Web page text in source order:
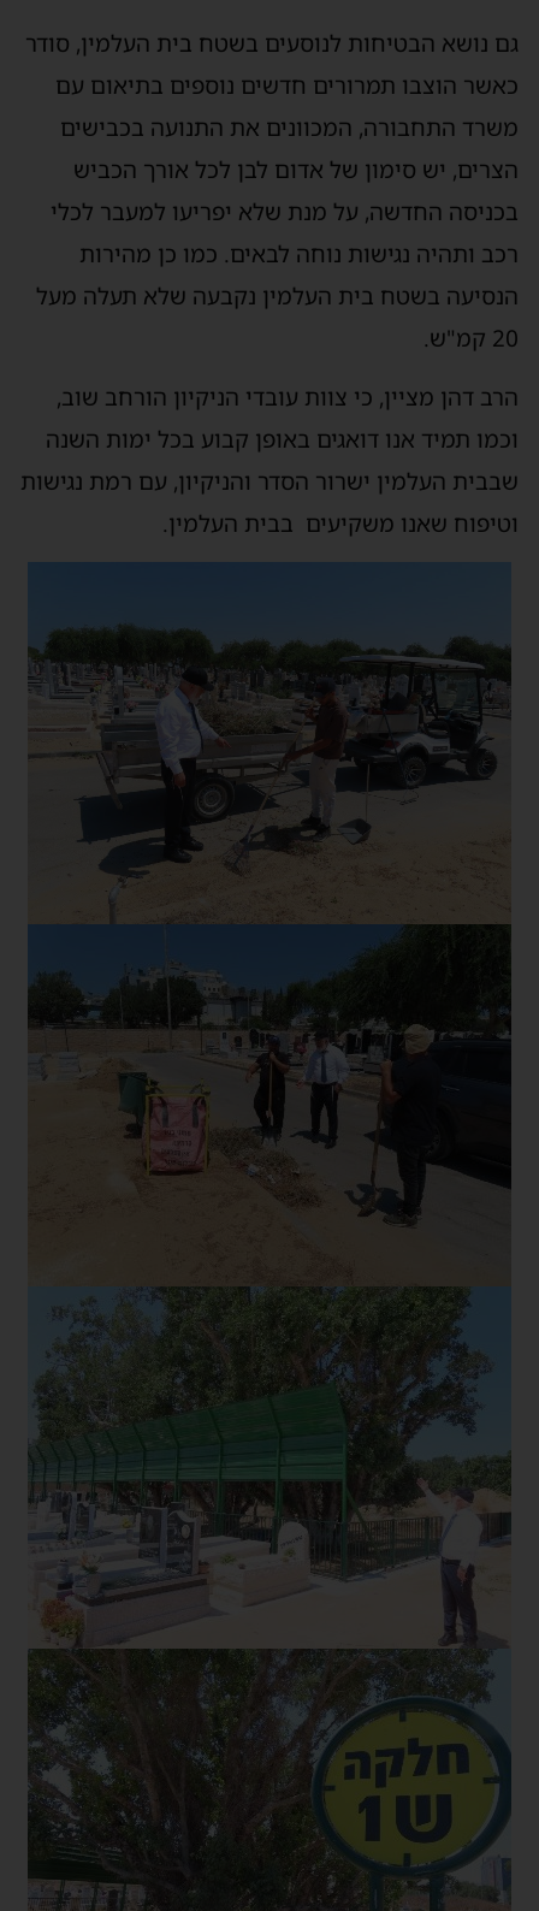
גם נושא הבטיחות לנוסעים בשטח בית העלמין, סודר
כאשר הוצבו תמרורים חדשים נוספים בתיאום עם
משרד התחבורה, המכוונים את התנועה בכבישים
הצרים, יש סימון של אדום לבן לכל אורך הכביש
בכניסה החדשה, על מנת שלא יפריעו למעבר לכלי
רכב ותהיה נגישות נוחה לבאים. כמו כן מהירות
הנסיעה בשטח בית העלמין נקבעה שלא תעלה מעל
20 קמ"ש.
הרב דהן מציין, כי צוות עובדי הניקיון הורחב שוב,
וכמו תמיד אנו דואגים באופן קבוע בכל ימות השנה
שבבית העלמין ישרור הסדר והניקיון, עם רמת נגישות
וטיפוח שאנו משקיעים בבית העלמין.